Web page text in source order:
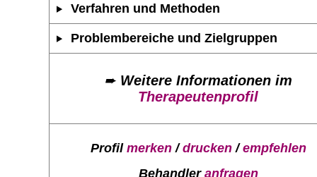
Verfahren und Methoden
Problembereiche und Zielgruppen
➨ Weitere Informationen im
Therapeutenprofil
Profil merken/drucken/empfehlen
Behandler anfragen